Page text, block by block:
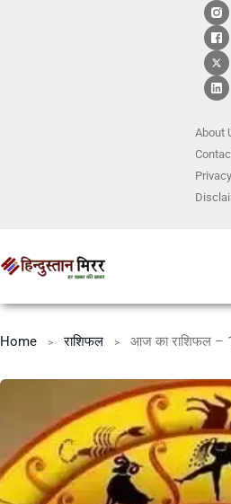
About
Home राशिफल आज का राशिफल –